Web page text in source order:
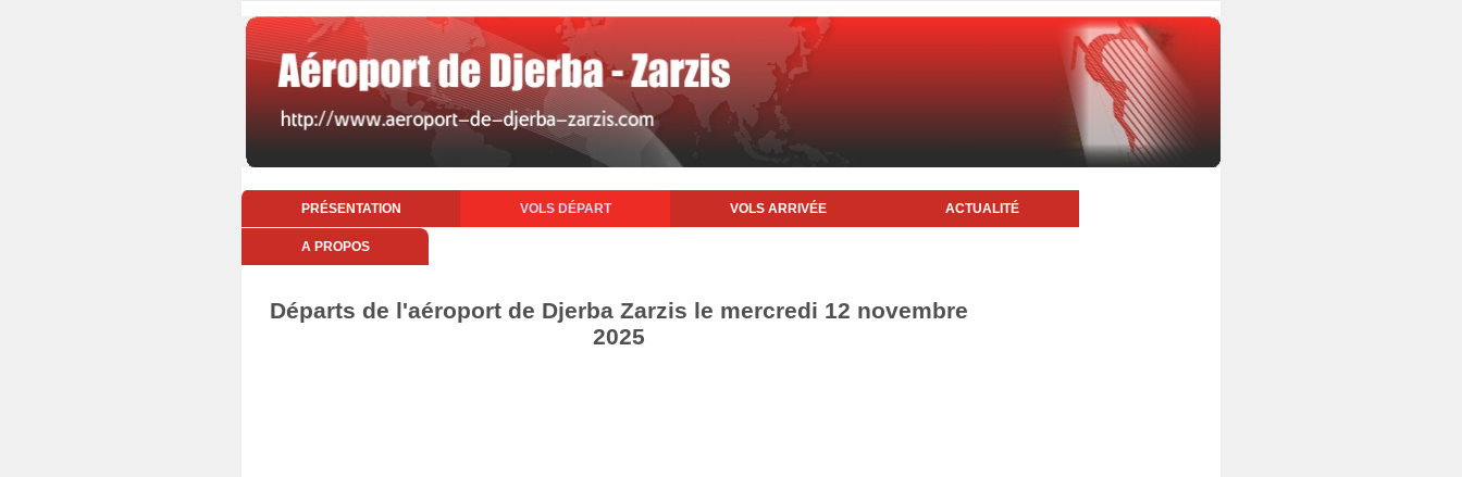
PRÉSENTATION VOLS DÉPART VOLS ARRIVÉE ACTUALITÉ
A PROPOS
Départs de l'aéroport de Djerba Zarzis le mercredi 12 novembre
2025